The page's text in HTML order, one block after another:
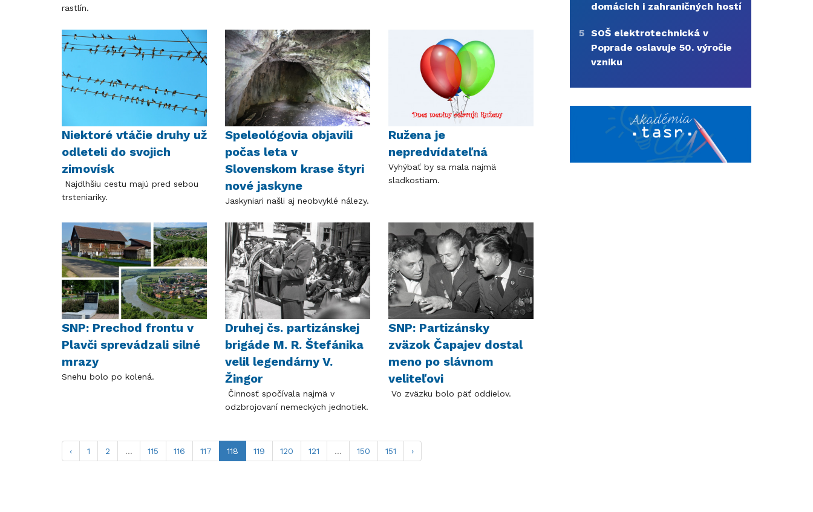
rastlín.
Niektoré vtáčie druhy už
odleteli do svojich
zimovísk
Najdlhšiu cestu majú pred sebou
trsteniariky.
Speleológovia objavili
počas leta v
Slovenskom krase štyri
nové jaskyne
Jaskyniari našli aj neobvyklé nálezy.
Ružena je
nepredvídateľná
Vyhýbať by sa mala najmä
sladkostiam.
SNP: Prechod frontu v
Plavči sprevádzali silné
mrazy
Snehu bolo po kolená.
Druhej čs. partizánskej
brigáde M. R. Štefánika
velil legendárny V.
Žingor
Činnosť spočívala najmä v
odzbrojovaní nemeckých jednotiek.
SNP: Partizánsky
zväzok Čapajev dostal
meno po slávnom
veliteľovi
Vo zväzku bolo päť oddielov.
‹ 1 2 ... 115 116 117 118 119 120 121 ... 150 151 ›
domácich i zahraničných hostí
5 SOŠ elektrotechnická v
Poprade oslavuje 50. výročie
vzniku